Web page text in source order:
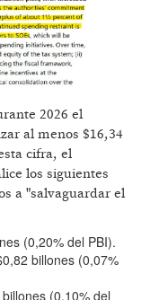
2026 el
al menos $16,34
cifra, el
los siguientes
a "salvaguardar el
(0,20% del PBI).
billones (0,07%
(0,10% del